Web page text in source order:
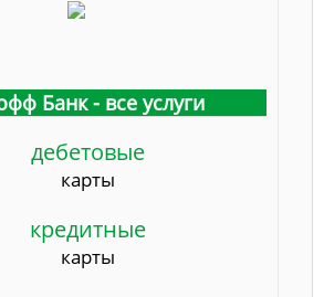
Банк - все услуги
дебетовые
карты
кредитные
карты